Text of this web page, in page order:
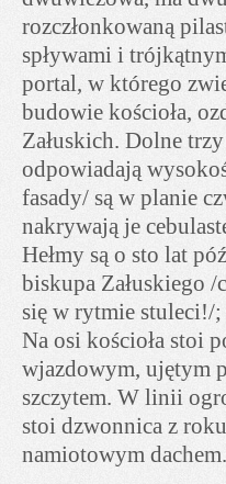
rozczłonkowaną
spływami i
portal, w którego
budowie kościoła,
Załuskich. Dolne
odpowiadają
fasady/ są w planie
nakrywają je
Hełmy są o sto lat
biskupa Załuskiego
się w rytmie stuleci!/
Na osi kościoła stoi
wjazdowym, ujętym
szczytem. W linii
stoi dzwonnica z
namiotowym dachem.